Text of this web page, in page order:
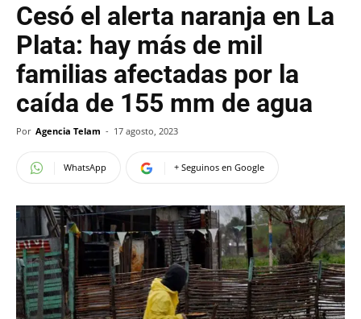
Cesó el alerta naranja en La
Plata: hay más de mil
familias afectadas por la
caída de 155 mm de agua
Por Agencia Telam - 17 agosto, 2023
WhatsApp + Seguinos en Google